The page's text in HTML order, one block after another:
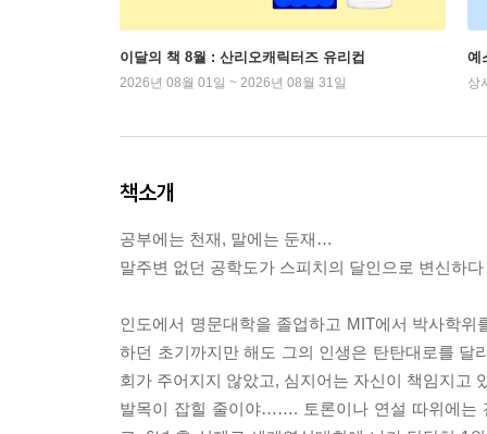
이달의 책 8월 : 산리오캐릭터즈 유리컵
2026년 08월 01일 ~ 2026년 08월 31일
예
상
책소개
공부에는 천재, 말에는 둔재…
말주변 없던 공학도가 스피치의 달인으로 변신하다
인도에서 명문대학을 졸업하고 MIT에서 박사학
하던 초기까지만 해도 그의 인생은 탄탄대로를 달
회가 주어지지 않았고, 심지어는 자신이 책임지고
발목이 잡힐 줄이야……. 토론이나 연설 따위에는